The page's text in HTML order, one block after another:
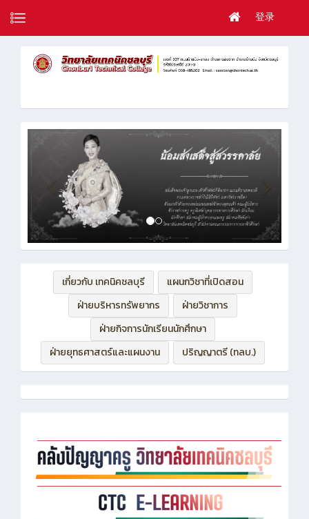
登录
เกี่ยวกับ เทคนิคชลบุรี
แผนกวิชาที่เปิดสอน
ฝ่ายบริหารทรัพยากร
ฝ่ายวิชาการ
ฝ่ายกิจการนักเรียนนักศึกษา
ฝ่ายยุทธศาสตร์และแผนงาน
ปริญญาตรี (ทลบ.)